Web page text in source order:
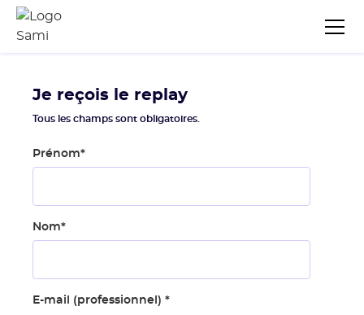
Je reçois le replay
Tous les champs sont obligatoires.
Prénom*
Nom*
E-mail (professionnel) *